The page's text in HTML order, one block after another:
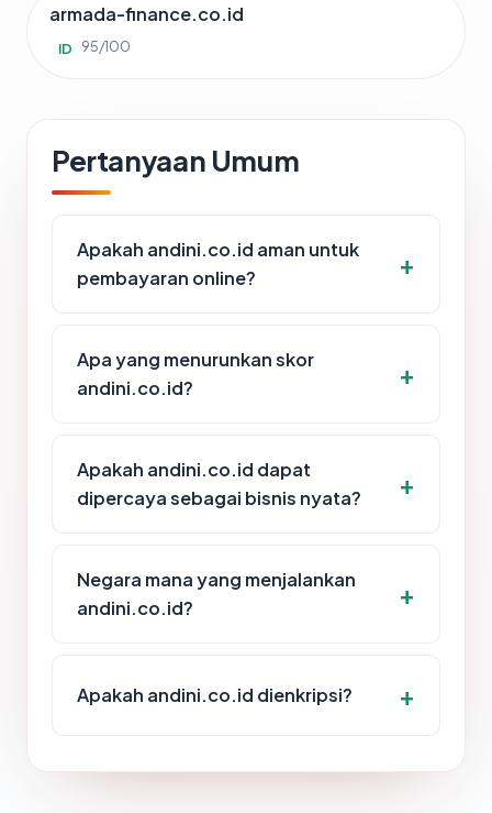
armada-finance.co.id
ID 95/100
Pertanyaan Umum
Apakah andini.co.id aman untuk
pembayaran online?
Apa yang menurunkan skor
andini.co.id?
Apakah andini.co.id dapat
dipercaya sebagai bisnis nyata?
Negara mana yang menjalankan
andini.co.id?
Apakah andini.co.id dienkripsi?